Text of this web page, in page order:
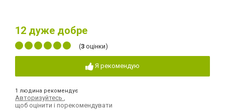
12 дуже добре
(3 оцінки)
Я рекомендую
1 людина рекомендує
Авторизуйтесь
щоб оцінити і порекомендувати